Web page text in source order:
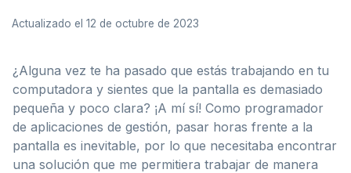
Actualizado el 12 de octubre de 2023
¿Alguna vez te ha pasado que estás trabajando en tu
computadora y sientes que la pantalla es demasiado
pequeña y poco clara? ¡A mí sí! Como programador
de aplicaciones de gestión, pasar horas frente a la
pantalla es inevitable, por lo que necesitaba encontrar
una solución que me permitiera trabajar de manera